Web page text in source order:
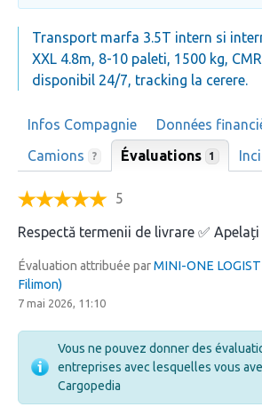
Transport marfa 3.5T intern si
XXL 4.8m, 8-10 paleti, 1500 kg,
disponibil 24/7, tracking la cerere.
Infos Compagnie Données
Camions ? Évaluations 1
5
Respectă termenii de livrare ✅️
Évaluation attribuée parMINI-ONE
Filimon)
7 mai 2026, 11:10
Vous ne pouvez donner des
entreprises avec lesquelles vous
Cargopedia